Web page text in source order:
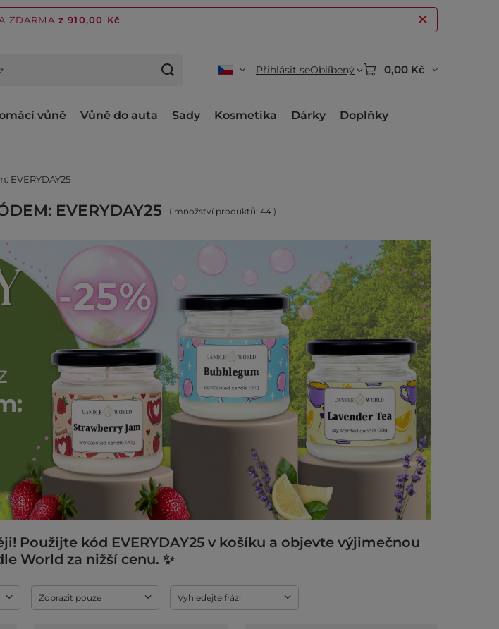
ZDARMA z 910,00 Kč
Přihlásit seOblíbený 0,00 Kč
vůně Vůně do auta Sady Kosmetika Dárky
Doplňky
EVERYDAY25
EVERYDAY25 ( množství produktů: 44 )
Použijte kód EVERYDAY25 v košíku a objevte výjimečnou
World za nižší cenu. ✨
Zobrazit pouze Vyhledejte frázi